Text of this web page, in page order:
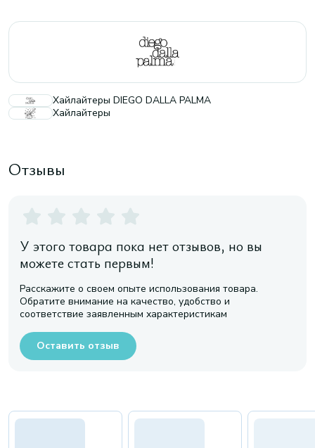
Хайлайтеры DIEGO DALLA PALMA
Хайлайтеры
Отзывы
У этого товара пока нет отзывов, но вы
можете стать первым!
Расскажите о своем опыте использования товара.
Обратите внимание на качество, удобство и
соответствие заявленным характеристикам
Оставить отзыв